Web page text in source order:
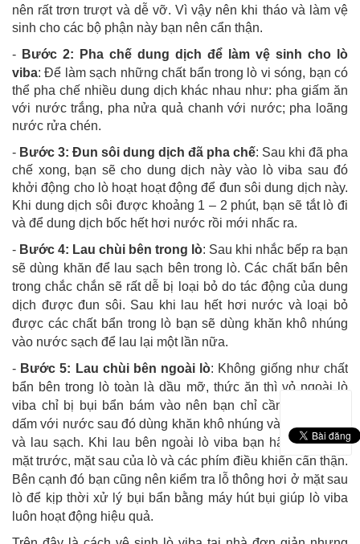
nên rất trơn trượt và dễ vỡ. Vì vậy nên khi tháo và làm vệ
sinh cho các bộ phận này bạn nên cẩn thận.
- Bước 2: Pha chế dung dịch để làm vệ sinh cho lò
viba:Để làm sạch những chất bẩn trong lò vi sóng, bạn có
thể pha chế nhiều dung dịch khác nhau như: pha giấm ăn
với nước trắng, pha nửa quả chanh với nước; pha loãng
nước rửa chén.
- Bước 3: Đun sôi dung dịch đã pha chế: Sau khi đã pha
chế xong, bạn sẽ cho dung dịch này vào lò viba sau đó
khởi động cho lò hoạt hoạt động để đun sôi dung dịch này.
Khi dung dịch sôi được khoảng 1 – 2 phút, bạn sẽ tắt lò đi
và để dung dịch bốc hết hơi nước rồi mới nhấc ra.
- Bước 4: Lau chùi bên trong lò: Sau khi nhắc bếp ra bạn
sẽ dùng khăn để lau sạch bên trong lò. Các chất bẩn bên
trong chắc chắn sẽ rất dễ bị loại bỏ do tác động của dung
dịch được đun sôi. Sau khi lau hết hơi nước và loại bỏ
được các chất bẩn trong lò bạn sẽ dùng khăn khô nhúng
vào nước sạch để lau lại một lần nữa.
- Bước 5: Lau chùi bên ngoài lò: Không giống như chất
bẩn bên trong lò toàn là dầu mỡ, thức ăn thì vỏ ngoài lò
viba chỉ bị bụi bẩn bám vào nên bạn chỉ cần pha một ít
dấm với nước sau đó dùng khăn khô nhúng vào dung dịch
và lau sạch. Khi lau bên ngoài lò viba bạn hãy làm sạch
mặt trước, mặt sau của lò và các phím điều khiển cẩn thận.
Bên cạnh đó bạn cũng nên kiểm tra lỗ thông hơi ở mặt sau
lò để kịp thời xử lý bụi bẩn bằng máy hút bụi giúp lò viba
luôn hoạt động hiệu quả.